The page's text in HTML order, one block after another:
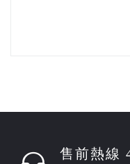
售前熱線